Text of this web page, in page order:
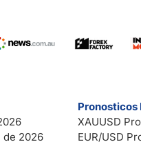
de 2026
Pronosticos
XAUUSD
EUR/USD